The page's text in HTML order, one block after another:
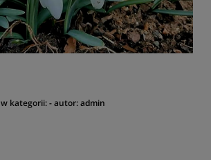
w kategorii:-autor:admin